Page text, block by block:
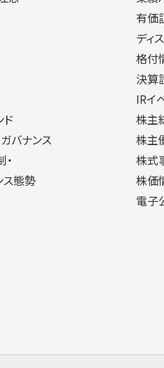
バナンス
ス態勢
有価
ディ
格付
決算
IRイ
株主
株主
株式
株価
電子